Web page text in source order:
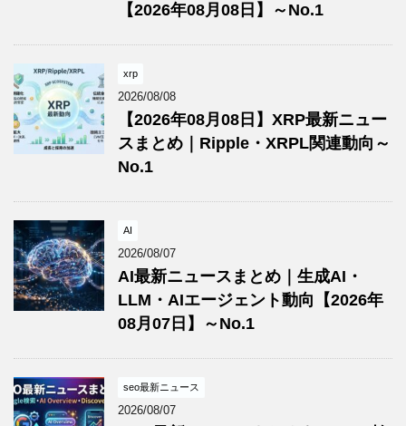
【2026年08月08日】～No.1
xrp
2026/08/08
【2026年08月08日】XRP最新ニュー
スまとめ｜Ripple・XRPL関連動向～
No.1
AI
2026/08/07
AI最新ニュースまとめ｜生成AI・
LLM・AIエージェント動向【2026年
08月07日】～No.1
seo最新ニュース
2026/08/07